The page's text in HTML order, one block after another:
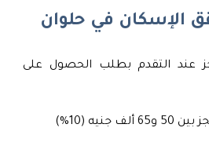
الإسكان في حلوان
حجز عند التقدم بطلب الحصول على